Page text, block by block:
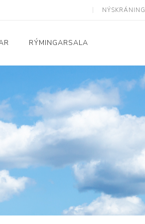
NÝSKRÁNING
Heimili og skrifstofa
Baðherbergi
Eldhús
Lyftihægindastólar
Stólar og vinnuvernd
Athafnir daglegs lífs
RÝMINGARSALA